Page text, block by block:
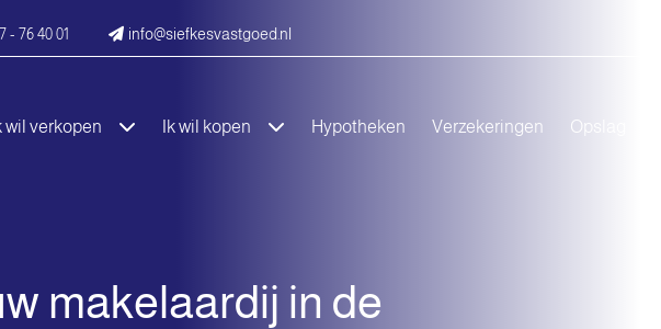
- 76 40 01 info@siefkesvastgoed.nl
wil verkopen Ik wil kopen Hypotheken Verzekeringen Opslag
makelaardij in de